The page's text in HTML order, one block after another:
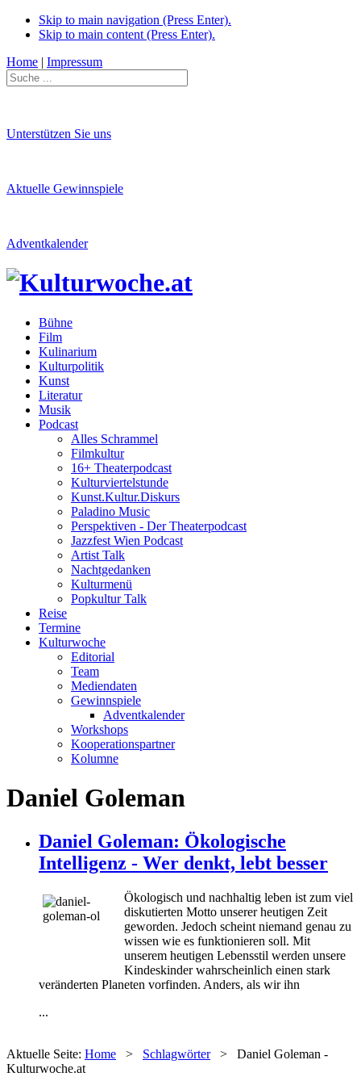
Skip to main navigation (Press Enter).
Skip to main content (Press Enter).
Home | Impressum
Unterstützen Sie uns
Aktuelle Gewinnspiele
Adventkalender
Bühne
Film
Kulinarium
Kulturpolitik
Kunst
Literatur
Musik
Podcast
Alles Schrammel
Filmkultur
16+ Theaterpodcast
Kulturviertelstunde
Kunst.Kultur.Diskurs
Paladino Music
Perspektiven - Der Theaterpodcast
Jazzfest Wien Podcast
Artist Talk
Nachtgedanken
Kulturmenü
Popkultur Talk
Reise
Termine
Kulturwoche
Editorial
Team
Mediendaten
Gewinnspiele
Adventkalender
Workshops
Kooperationspartner
Kolumne
Daniel Goleman
Daniel Goleman: Ökologische
Intelligenz - Wer denkt, lebt besser
Ökologisch und nachhaltig leben ist zum viel
diskutierten Motto unserer heutigen Zeit
geworden. Jedoch scheint niemand genau zu
wissen wie es funktionieren soll. Mit
unserem heutigen Lebensstil werden unsere
Kindeskinder wahrscheinlich einen stark
veränderten Planeten vorfinden. Anders, als wir ihn
...
Aktuelle Seite: Home > Schlagwörter > Daniel Goleman -
Kulturwoche.at